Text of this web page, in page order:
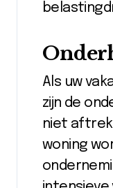
Als uw
zijn de
niet
woning